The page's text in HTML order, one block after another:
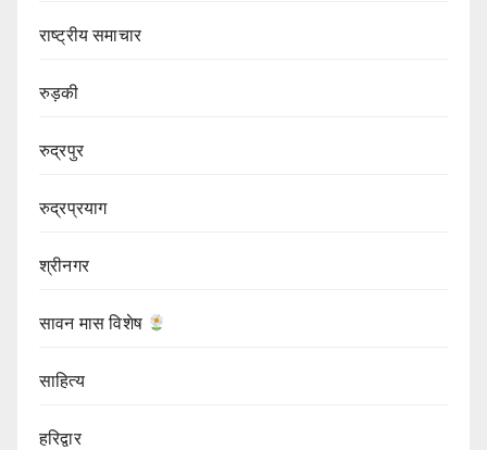
राष्ट्रीय समाचार
रुड़की
रुद्रपुर
रुद्रप्रयाग
श्रीनगर
सावन मास विशेष
साहित्य
हरिद्वार